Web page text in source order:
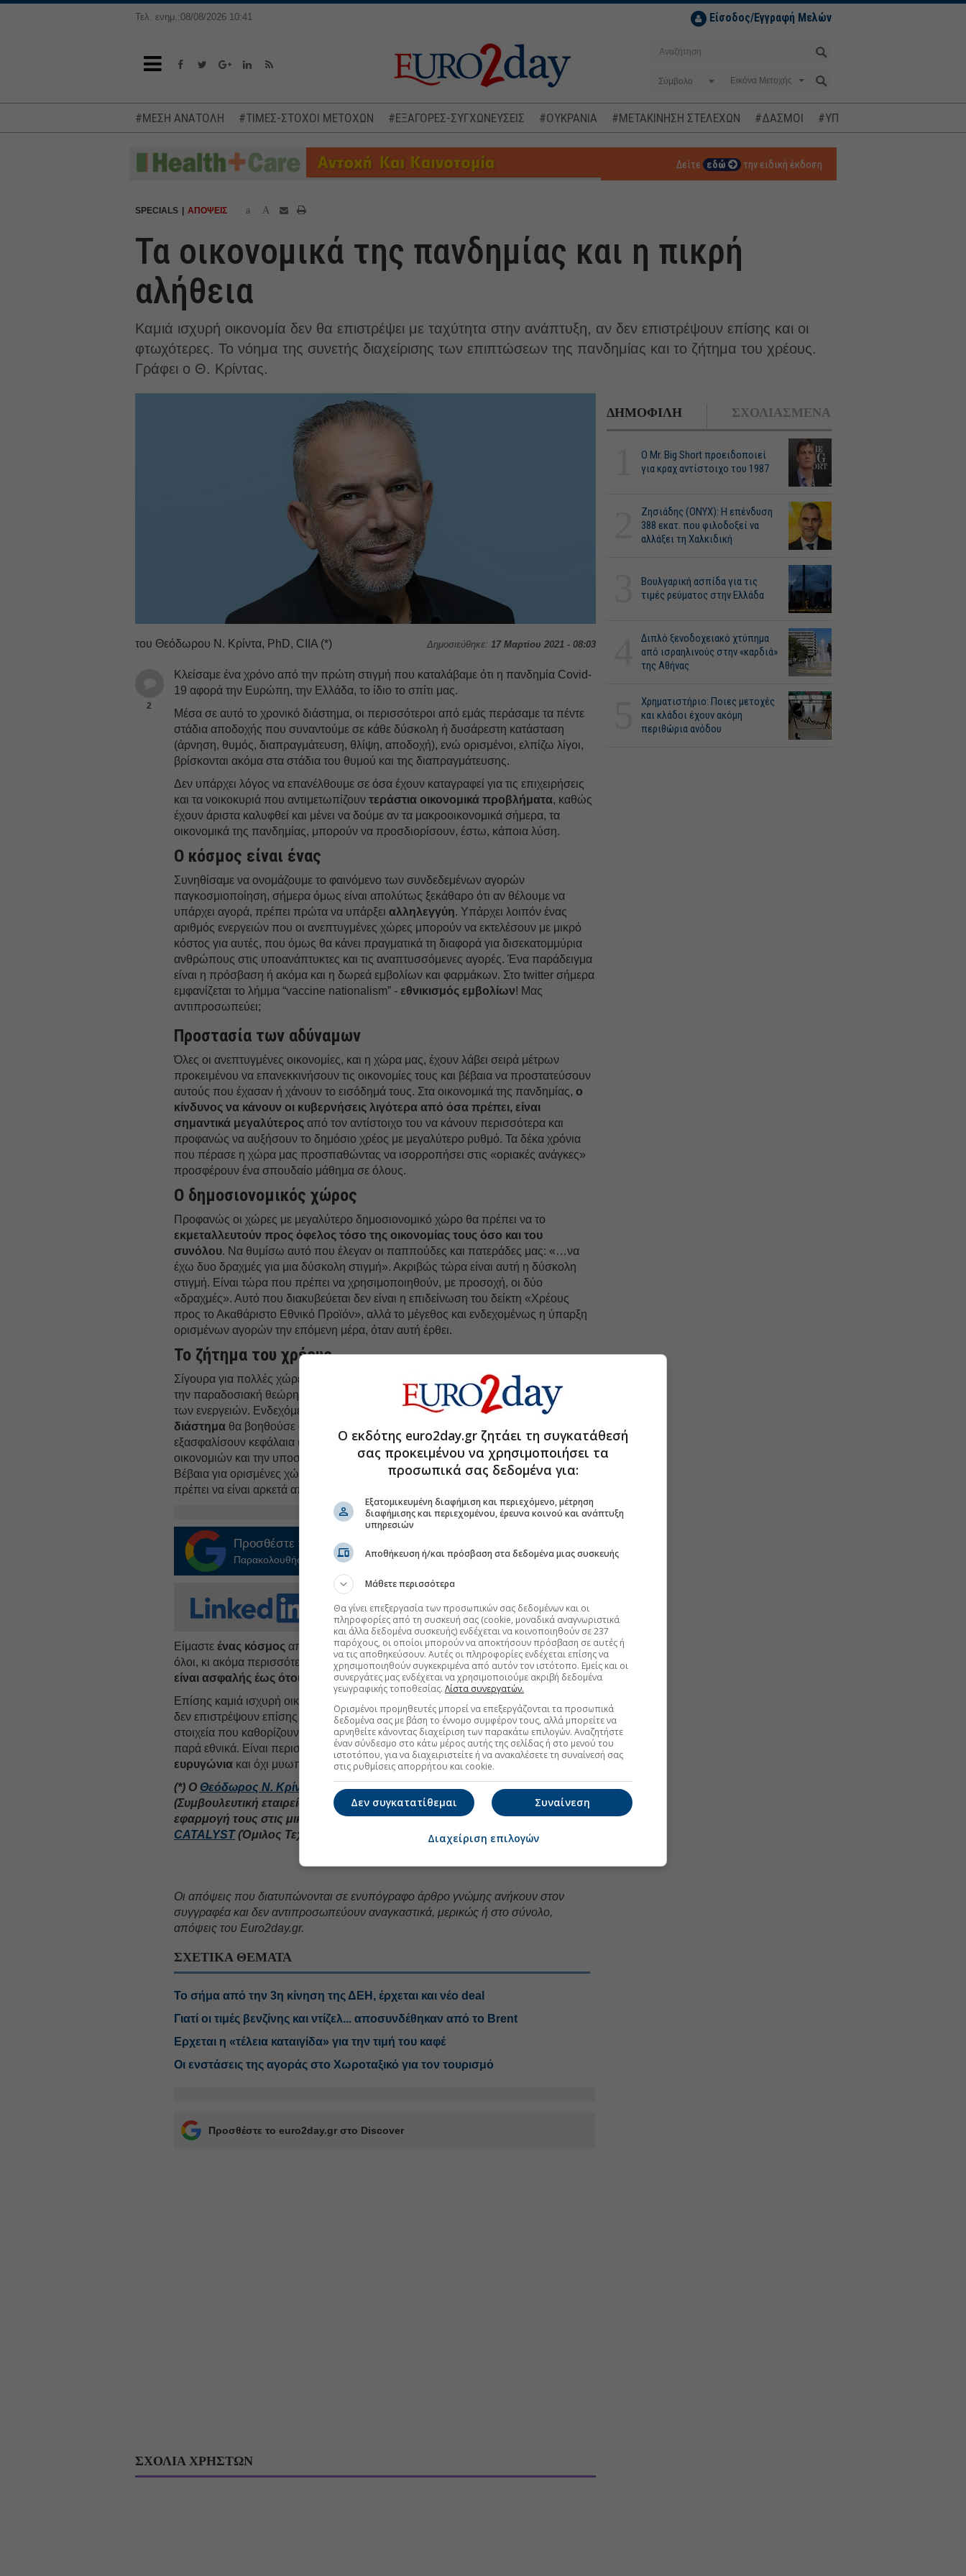
Τελ. ενημ.:08/08/2026 10:41 Είσοδος/Εγγραφή Μελών
Σύμβολο
#ΜΕΣΗ ΑΝΑΤΟΛΗ #ΤΙΜΕΣ-ΣΤΟΧΟΙ ΜΕΤΟΧΩΝ #ΕΞΑΓΟΡΕΣ-ΣΥΓΧΩΝΕΥΣΕΙΣ #ΟΥΚΡΑΝΙΑ #ΜΕΤΑΚΙΝΗΣΗ ΣΤΕΛΕΧΩΝ #ΔΑΣΜΟΙ #ΥΠΟΚΛΟΠΕΣ
Δείτε εδώ την ειδική έκδοση
SPECIALS ΑΠΟΨΕΙΣ a A
Τα οικονομικά της πανδημίας και η πικρή
αλήθεια
Καμιά ισχυρή οικονομία δεν θα επιστρέψει με ταχύτητα στην ανάπτυξη, αν δεν επιστρέψουν επίσης και οι
φτωχότερες. Το νόημα της συνετής διαχείρισης των επιπτώσεων της πανδημίας και το ζήτημα του χρέους.
Γράφει ο Θ. Κρίντας.
Δημοσιεύθηκε: 17 Μαρτίου 2021 - 08:03
του Θεόδωρου Ν. Κρίντα, PhD, CIIA (*)
2
Κλείσαμε ένα χρόνο από την πρώτη στιγμή που καταλάβαμε ότι η πανδημία Covid-
19 αφορά την Ευρώπη, την Ελλάδα, το ίδιο το σπίτι μας.
Μέσα σε αυτό το χρονικό διάστημα, οι περισσότεροι από εμάς περάσαμε τα πέντε
στάδια αποδοχής που συναντούμε σε κάθε δύσκολη ή δυσάρεστη κατάσταση
(άρνηση, θυμός, διαπραγμάτευση, θλίψη, αποδοχή), ενώ ορισμένοι, ελπίζω λίγοι,
βρίσκονται ακόμα στα στάδια του θυμού και της διαπραγμάτευσης.
Δεν υπάρχει λόγος να επανέλθουμε σε όσα έχουν καταγραφεί για τις επιχειρήσεις
και τα νοικοκυριά που αντιμετωπίζουντεράστια οικονομικά προβλήματα, καθώς
έχουν άριστα καλυφθεί και μένει να δούμε αν τα μακροοικονομικά σήμερα, τα
οικονομικά της πανδημίας, μπορούν να προσδιορίσουν, έστω, κάποια λύση.
Ο κόσμος είναι ένας
Συνηθίσαμε να ονομάζουμε το φαινόμενο των συνδεδεμένων αγορών
παγκοσμιοποίηση, σήμερα όμως είναι απολύτως ξεκάθαρο ότι αν θέλουμε να
υπάρχει αγορά, πρέπει πρώτα να υπάρξειαλληλεγγύη. Υπάρχει λοιπόν ένας
αριθμός ενεργειών που οι ανεπτυγμένες χώρες μπορούν να εκτελέσουν με μικρό
κόστος για αυτές, που όμως θα κάνει πραγματικά τη διαφορά για δισεκατομμύρια
ανθρώπους στις υποανάπτυκτες και τις αναπτυσσόμενες αγορές. Ένα παράδειγμα
είναι η πρόσβαση ή ακόμα και η δωρεά εμβολίων και φαρμάκων. Στο twitter σήμερα
εμφανίζεται το λήμμα “vaccine nationalism” -εθνικισμός εμβολίων! Μας
αντιπροσωπεύει;
Προστασία των αδύναμων
Όλες οι ανεπτυγμένες οικονομίες, και η χώρα μας, έχουν λάβει σειρά μέτρων
προκειμένου να επανεκκινήσουν τις οικονομίες τους και βέβαια να προστατεύσουν
αυτούς που έχασαν ή χάνουν το εισόδημά τους. Στα οικονομικά της πανδημίας,ο
κίνδυνος να κάνουν οι κυβερνήσεις λιγότερα από όσα πρέπει, είναι
σημαντικά μεγαλύτερος από τον αντίστοιχο του να κάνουν περισσότερα και
προφανώς να αυξήσουν το δημόσιο χρέος με μεγαλύτερο ρυθμό. Τα δέκα χρόνια
που πέρασε η χώρα μας προσπαθώντας να ισορροπήσει στις «οριακές ανάγκες»
προσφέρουν ένα σπουδαίο μάθημα σε όλους.
Ο δημοσιονομικός χώρος
Προφανώς οι χώρες με μεγαλύτερο δημοσιονομικό χώρο θα πρέπει να το
εκμεταλλευτούν προς όφελος τόσο της οικονομίας τους όσο και του
συνόλου. Να θυμίσω αυτό που έλεγαν οι παππούδες και πατεράδες μας: «…να
έχω δυο δραχμές για μια δύσκολη στιγμή». Ακριβώς τώρα είναι αυτή η δύσκολη
στιγμή. Είναι τώρα που πρέπει να χρησιμοποιηθούν, με προσοχή, οι δύο
«δραχμές». Αυτό που διακυβεύεται δεν είναι η επιδείνωση του δείκτη «Χρέους
προς το Ακαθάριστο Εθνικό Προϊόν», αλλά το μέγεθος και ενδεχομένως η ύπαρξη
ορισμένων αγορών την επόμενη μέρα, όταν αυτή έρθει.
Το ζήτημα του χρέους
Σίγουρα για πολλές χώρες το χρέος σήμερα είναι αρκετά υψηλό και σύμφωνα με
την παραδοσιακή θεώρηση των πραγμάτων περιορίζει δραματικά τα περιθώρια
των ενεργειών. Ενδεχόμενα όμως
το πάγωμα της εξυπηρέτησης για ένα
διάστημα θα βοηθούσε αρκετές αναπτυσσόμενες και αναδυόμενες αγορές να
εξασφαλίσουν κεφάλαια (από τους τόκους) για την ενίσχυση των τοπικών
οικονομιών και την υποστήριξη όσων βρέθηκαν ή βρίσκονται σε δεινή θέση.
Βέβαια για ορισμένες χώρες, μια αναδιάρθρωση είναι ήδη απαραίτητη και θα
πρέπει να είναι αρκετά αποτελεσματική και γρήγορη.
Προσθέστε το Euro2day.gr
Παρακολουθήστε τις εξελίξεις με την υπογραφη εγκυρότητας του Euro2day.gr
FOLLOW US
Ακολουθήστε τη σελίδα τουEuro2day.grστοLinkedin
Είμαστεένας κόσμος απόλυτα συνδεδεμένος. Είναι σπουδαίο να καταλάβουμε
όλοι, κι ακόμα περισσότερο οι ηγέτες των ανεπτυγμένων χωρών, ότικανείς δεν
είναι ασφαλής έως ότου όλοι είμαστε ασφαλείς.
Επίσης καμιά ισχυρή οικονομία δε θα επιστρέψει με ταχύτητα στην ανάπτυξη, αν
δεν επιστρέψουν επίσης και οι φτωχότερες. Αυτά, κατά τη γνώμη μου, είναι τα
στοιχεία που καθορίζουν τα οικονομικά της πανδημίας. Είναι περισσότεροδιεθνή
παρά εθνικά. Είναι περισσότεροαλληλέγγυαπαρά ατομικιστικά. Τέλος, είναι
ευρυγώνια και όχι μυωπικά.
(*) Ο Θεόδωρος Ν. Κρίντας, PhD, CIIA, είναι Founder & CEOKoubaras Ltd
(Συμβουλευτική εταιρεία που δίνει έμφαση στις λύσεις και την άμεση
εφαρμογή τους στις μικρομεσαίες επιχειρήσεις), ΑντιπρόεδροςAI
CATALYST(Όμιλος Τεχνητής Νοημοσύνης).
Oι απόψεις που διατυπώνονται σε ενυπόγραφο άρθρο γνώμης ανήκουν στον
συγγραφέα και δεν αντιπροσωπεύουν αναγκαστικά, μερικώς ή στο σύνολο,
απόψεις του Euro2day.gr.
ΣΧΕΤΙΚΑ ΘΕΜΑΤΑ
Το σήμα από την 3η κίνηση της ΔΕΗ, έρχεται και νέο deal
Γιατί οι τιμές βενζίνης και ντίζελ... αποσυνδέθηκαν από το Brent
Ερχεται η «τέλεια καταιγίδα» για την τιμή του καφέ
Οι ενστάσεις της αγοράς στο Χωροταξικό για τον τουρισμό
Προσθέστε το euro2day.gr στο Discover
ΔΗΜΟΦΙΛΗ ΣΧΟΛΙΑΣΜΕΝΑ
O Mr. Big Short προειδοποιεί
για κραχ αντίστοιχο του 1987
Ζησιάδης (ONYX): Η επένδυση
388 εκατ. που φιλοδοξεί να
αλλάξει τη Χαλκιδική
Βουλγαρική ασπίδα για τις
τιμές ρεύματος στην Ελλάδα
Διπλό ξενοδοχειακό χτύπημα
από ισραηλινούς στην «καρδιά»
της Αθήνας
Χρηματιστήριο: Ποιες μετοχές
και κλάδοι έχουν ακόμη
περιθώρια ανόδου
ΣΧΟΛΙΑ ΧΡΗΣΤΩΝ
Ο εκδότης euro2day.gr ζητάει τη συγκατάθεσή
σας προκειμένου να χρησιμοποιήσει τα
προσωπικά σας δεδομένα για:
Εξατομικευμένη διαφήμιση και περιεχόμενο, μέτρηση
διαφήμισης και περιεχομένου, έρευνα κοινού και ανάπτυξη
υπηρεσιών
Αποθήκευση ή/και πρόσβαση στα δεδομένα μιας συσκευής
Μάθετε περισσότερα
Θα γίνει επεξεργασία των προσωπικών σας δεδομένων και οι
πληροφορίες από τη συσκευή σας (cookie, μοναδικά αναγνωριστικά
και άλλα δεδομένα συσκευής) ενδέχεται να κοινοποιηθούν σε 237
παρόχους, οι οποίοι μπορούν να αποκτήσουν πρόσβαση σε αυτές ή
να τις αποθηκεύσουν. Αυτές οι πληροφορίες ενδέχεται επίσης να
χρησιμοποιηθούν συγκεκριμένα από αυτόν τον ιστότοπο. Εμείς και οι
συνεργάτες μας ενδέχεται να χρησιμοποιούμε ακριβή δεδομένα
γεωγραφικής τοποθεσίας. Λίστα συνεργατών.
Ορισμένοι προμηθευτές μπορεί να επεξεργάζονται τα προσωπικά
δεδομένα σας με βάση το έννομο συμφέρον τους, αλλά μπορείτε να
αρνηθείτε κάνοντας διαχείριση των παρακάτω επιλογών. Αναζητήστε
έναν σύνδεσμο στο κάτω μέρος αυτής της σελίδας ή στο μενού του
ιστοτόπου, για να διαχειριστείτε ή να ανακαλέσετε τη συναίνεσή σας
στις ρυθμίσεις απορρήτου και cookie.
Συναίνεση
Δεν συγκατατίθεμαι
Διαχείριση επιλογών